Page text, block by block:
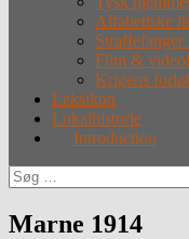
Alfabetiske
Film &
Krigens
Leksikon
Lokalhistorie
Introduction
Søg
efter:
Marne 1914